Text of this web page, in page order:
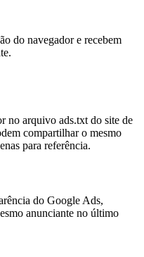
do navegador e recebem
no arquivo ads.txt do site de
compartilhar o mesmo
para referência.
do Google Ads,
anunciante no último